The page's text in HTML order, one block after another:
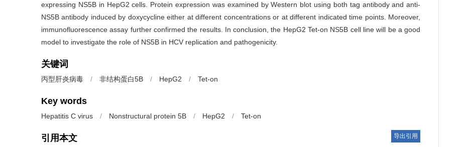
expressing NS5B in HepG2 cells. Protein expression was examined by Western blot using both tag antibody and anti-
NS5B antibody induced by doxycycline either at different concentrations or at different indicated time points. Moreover,
immunofluorescence assay further confirmed the results. In conclusion, the HepG2 Tet-on NS5B cell line will be a good
model to investigate the role of NS5B in HCV replication and pathogenicity.
关键词
丙型肝炎病毒 / 非结构蛋白5B / HepG2 / Tet-on
Key words
Hepatitis C virus / Nonstructural protein 5B / HepG2 / Tet-on
引用本文 导出引用